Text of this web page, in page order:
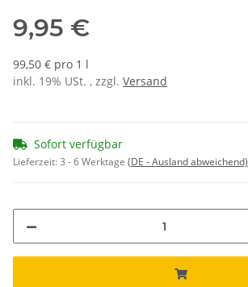
9,95 €
99,50 € pro 1 l
inkl. 19% USt. , zzgl. Versand
Sofort verfügbar
Lieferzeit:3 - 6 Werktage (DE - Ausland abweichend)